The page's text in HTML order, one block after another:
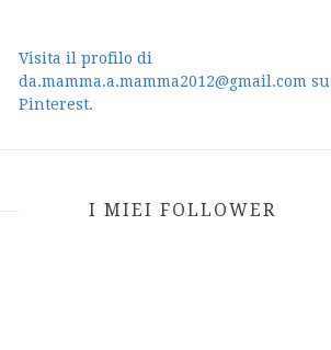
Visita il profilo di
da.mamma.a.mamma2012@gmail.com su
Pinterest.
I MIEI FOLLOWER